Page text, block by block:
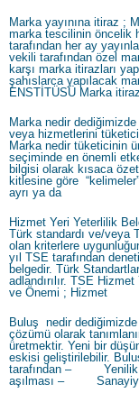
Marka yayınına itiraz ;
marka tescilinin öncelik
tarafından her ay
vekili tarafından özel
karşı marka itirazları
şahıslarca yapılacak
ENSTİTÜSÜ Marka
Marka nedir
veya hizmetlerini
Marka nedir tüketicinin
seçiminde en önemli
bilgisi olarak kısaca
kitlesine göre
ayrı ya da
Hizmet Yeri Yeterlilik
Türk standardı ve/veya
olan kriterlere
yıl TSE tarafından
belgedir. Türk
adlandırılır. TSE
ve Önemi ; Hizmet
Buluş nedir
çözümü olarak
üretmektir. Yeni bir
eskisi geliştirilebilir.
tarafından – Yenilik
aşılması – Sanayiye